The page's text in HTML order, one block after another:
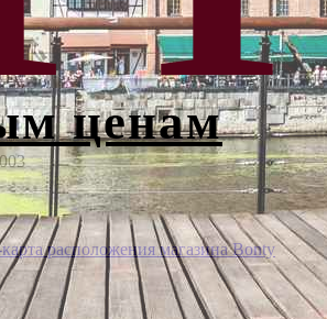
ценам
расположения магазина Bonty